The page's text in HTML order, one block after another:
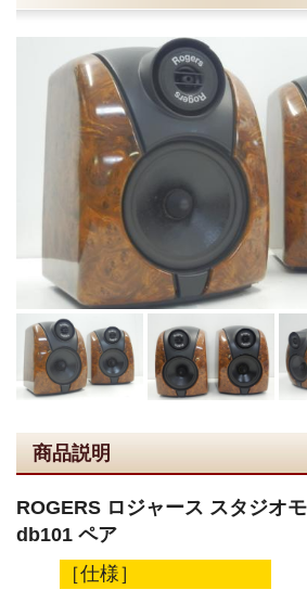
商品説明
ROGERS ロジャース スタジオ
db101 ペア
［仕様］